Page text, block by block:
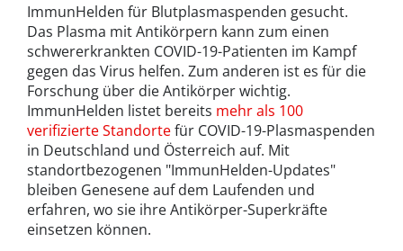
ImmunHelden für Blutplasmaspenden gesucht.
Das Plasma mit Antikörpern kann zum einen
schwererkrankten COVID-19-Patienten im Kampf
gegen das Virus helfen. Zum anderen ist es für die
Forschung über die Antikörper wichtig.
ImmunHelden listet bereits mehr als 100
verifizierte Standortefür COVID-19-Plasmaspenden
in Deutschland und Österreich auf. Mit
standortbezogenen "ImmunHelden-Updates"
bleiben Genesene auf dem Laufenden und
erfahren, wo sie ihre Antikörper-Superkräfte
einsetzen können.